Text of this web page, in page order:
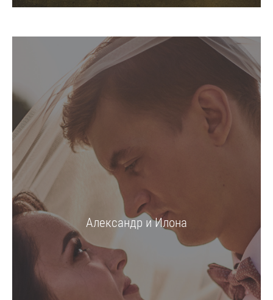
Александр и Илона